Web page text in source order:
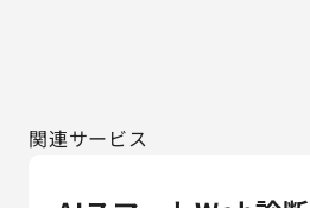
関連サービス